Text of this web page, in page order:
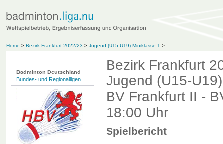
Home > Bezirk Frankfurt 2022/23 > Jugend (U15-U19) Miniklasse 1 >
Badminton Deutschland
Bundes- und Regionalligen
Bezirk Frankfurt
Jugend (U15-
BV Frankfurt II -
18:00 Uhr
Spielbericht